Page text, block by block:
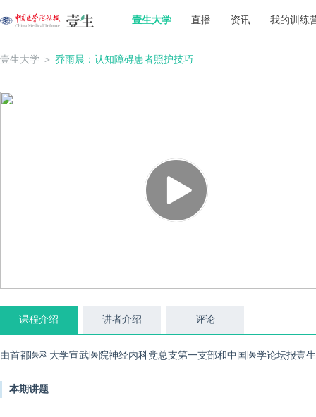
壹生大学 直播 资讯 我的训练
壹生大学 ＞ 乔雨晨：认知障碍患者照护技巧
课程介绍 讲者介绍 评论
由首都医科大学宣武医院神经内科党总支第一支部和中国医学论坛报壹
本期讲题